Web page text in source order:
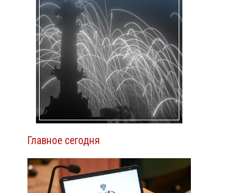
Главное сегодня